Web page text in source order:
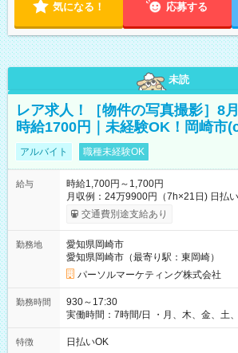
気になる！ 応募する
未読
レア求人！［物件の写真撮影］8
時給1700円｜未経験OK！岡崎市
アルバイト 職種未経験OK
給与
時給1,700円～1,700円
月収例：24万9900円（7h×21日) 日払い、週払いOK（規定有
り） 【試用期間】試用期間なし
交通費別途支給あり
勤務地
愛知県岡崎市
愛知県岡崎市（最寄り駅：東岡崎）
パーソルマーケティング株式会社
勤務時間
930～17:30
実働時間：7時間/日 ・月、木、金、土
は固定休です／夏季、年末年始等、長
フト！ 残業ほぼナシ（0～5h/月）
特徴 日払いOK